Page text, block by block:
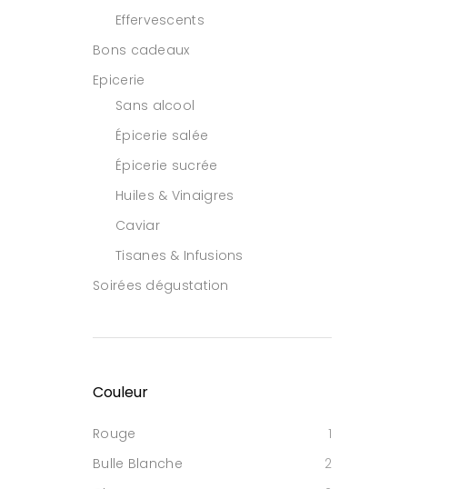
Effervescents
Bons cadeaux
Epicerie
Sans alcool
Épicerie salée
Épicerie sucrée
Huiles & Vinaigres
Caviar
Tisanes & Infusions
Soirées dégustation
Couleur
Rouge
1
Bulle Blanche
2